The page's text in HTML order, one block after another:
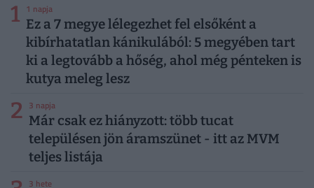
1 1 napja
Ez a 7 megye lélegezhet fel elsőként a
kibírhatatlan kánikulából: 5 megyében tart
ki a legtovább a hőség, ahol még pénteken is
kutya meleg lesz
2 3 napja
Már csak ez hiányzott: több tucat
településen jön áramszünet - itt az MVM
teljes listája
3 hete